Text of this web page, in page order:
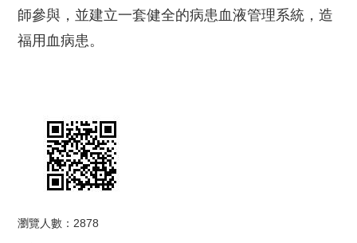
師參與，並建立一套健全的病患血液管理系統，造
福用血病患。
瀏覽人數：2878